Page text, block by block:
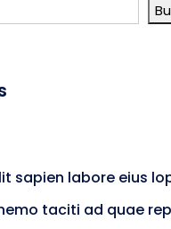
sapien labore eius
taciti ad quae